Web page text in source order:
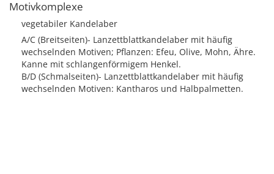
Motivkomplexe
vegetabiler Kandelaber
A/C (Breitseiten)- Lanzettblattkandelaber mit häufig
wechselnden Motiven; Pflanzen: Efeu, Olive, Mohn, Ähre.
Kanne mit schlangenförmigem Henkel.
B/D (Schmalseiten)- Lanzettblattkandelaber mit häufig
wechselnden Motiven: Kantharos und Halbpalmetten.